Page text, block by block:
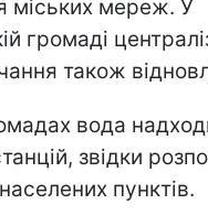
міських мереж. У
громаді
також
вода
звідки
пунктів.